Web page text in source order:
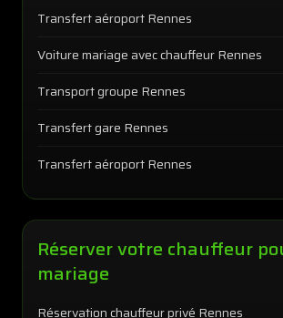
Transfert aéroport Rennes
Voiture mariage avec chauffeur Rennes
Transport groupe Rennes
Transfert gare Rennes
Transfert aéroport Rennes
Réserver votre chauffeur
mariage
Réservation chauffeur privé Rennes